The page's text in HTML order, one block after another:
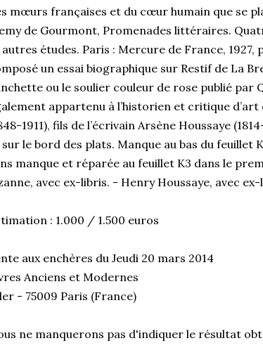
mœurs françaises et du cœur humain que se
de Gourmont, Promenades littéraires.
études. Paris : Mercure de France, 1927,
un essai biographique sur Restif de La
ou le soulier couleur de rose publié par
appartenu à l’historien et critique
1911), fils de l’écrivain Arsène Houssaye
le bord des plats. Manque au bas du
manque et réparée au feuillet K3 dans le
avec ex-libris. - Henry Houssaye, avec
: 1.000 / 1.500 euros
aux enchères du Jeudi 20 mars 2014
Anciens et Modernes
- 75009 Paris (France)
ne manquerons pas d'indiquer le résultat